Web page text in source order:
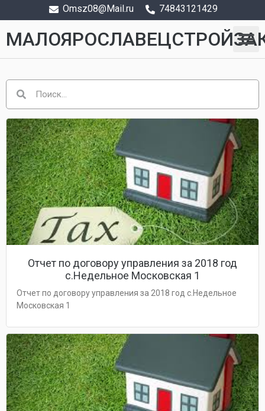
Omsz08@Mail.ru 74843121429
Отчет по договору управления за 2018 год
с.Недельное Московская 1
Отчет по договору управления за 2018 год с.Недельное
Московская 1